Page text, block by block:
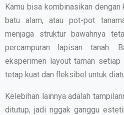
Kamu bisa kombinasikan
batu alam, atau pot-pot
menjaga struktur bawahnya
percampuran lapisan tanah.
eksperimen layout taman setiap
tetap kuat dan fleksibel untuk
Kelebihan lainnya adalah
ditutup, jadi nggak ganggu